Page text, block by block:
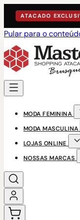
ATACADO
Pular para o
MODA FEMININA
MODA MASCULINA
LOJAS ONLINE
NOSSAS MARCAS